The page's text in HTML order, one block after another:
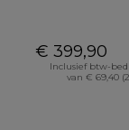
€ 399,90
Inclusief btw-
van € 69,40